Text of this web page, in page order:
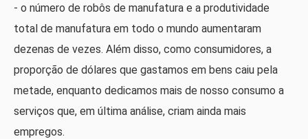
- o número de robôs de manufatura e a produtividade
total de manufatura em todo o mundo aumentaram
dezenas de vezes. Além disso, como consumidores, a
proporção de dólares que gastamos em bens caiu pela
metade, enquanto dedicamos mais de nosso consumo a
serviços que, em última análise, criam ainda mais
empregos.